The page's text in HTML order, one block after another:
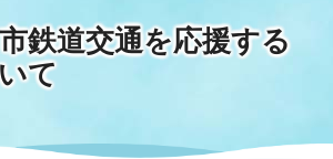
鉄道交通を応援する
て